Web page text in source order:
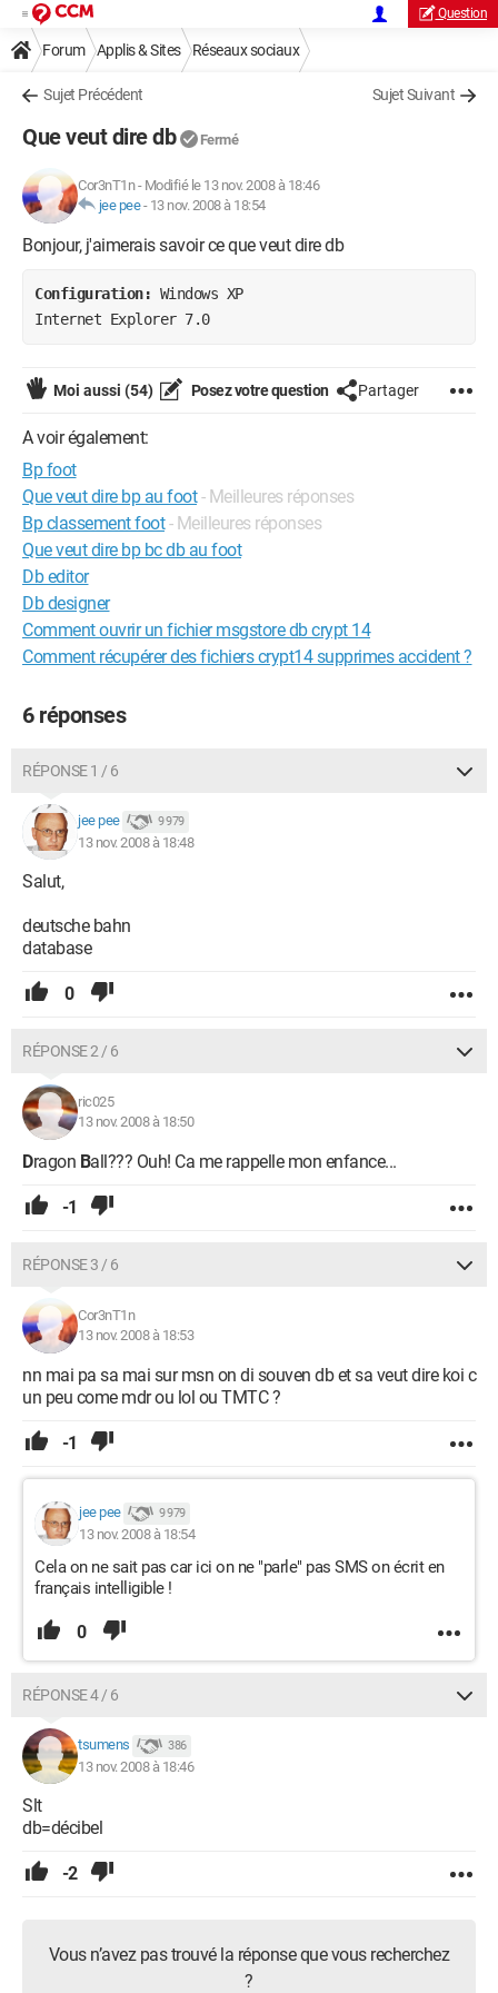
Question
Forum Applis & Sites Réseaux sociaux
Sujet Précédent Sujet Suivant
Que veut dire db Fermé
Cor3nT1n- Modifié le 13 nov. 2008 à 18:46
jee pee- 13 nov. 2008 à 18:54
Bonjour, j'aimerais savoir ce que veut dire db
Configuration: Windows XP
Internet Explorer 7.0
Moi aussi (54) Posez votre question Partager
A voir également:
Bp foot
Que veut dire bp au foot - Meilleures réponses
Bp classement foot - Meilleures réponses
Que veut dire bp bc db au foot
Db editor
Db designer
Comment ouvrir un fichier msgstore db crypt 14
Comment récupérer des fichiers crypt14 supprimes accident ?
6 réponses
RÉPONSE 1 / 6
jee pee 9 979
13 nov. 2008 à 18:48
Salut,
deutsche bahn
database
0
RÉPONSE 2 / 6
ric025
13 nov. 2008 à 18:50
Dragon Ball??? Ouh! Ca me rappelle mon enfance...
-1
RÉPONSE 3 / 6
Cor3nT1n
13 nov. 2008 à 18:53
nn mai pa sa mai sur msn on di souven db et sa veut dire koi c
un peu come mdr ou lol ou TMTC ?
-1
jee pee 9 979
13 nov. 2008 à 18:54
Cela on ne sait pas car ici on ne "parle" pas SMS on écrit en
français intelligible !
0
RÉPONSE 4 / 6
tsumens 386
13 nov. 2008 à 18:46
Slt
db=décibel
-2
Vous n’avez pas trouvé la réponse que vous recherchez
?